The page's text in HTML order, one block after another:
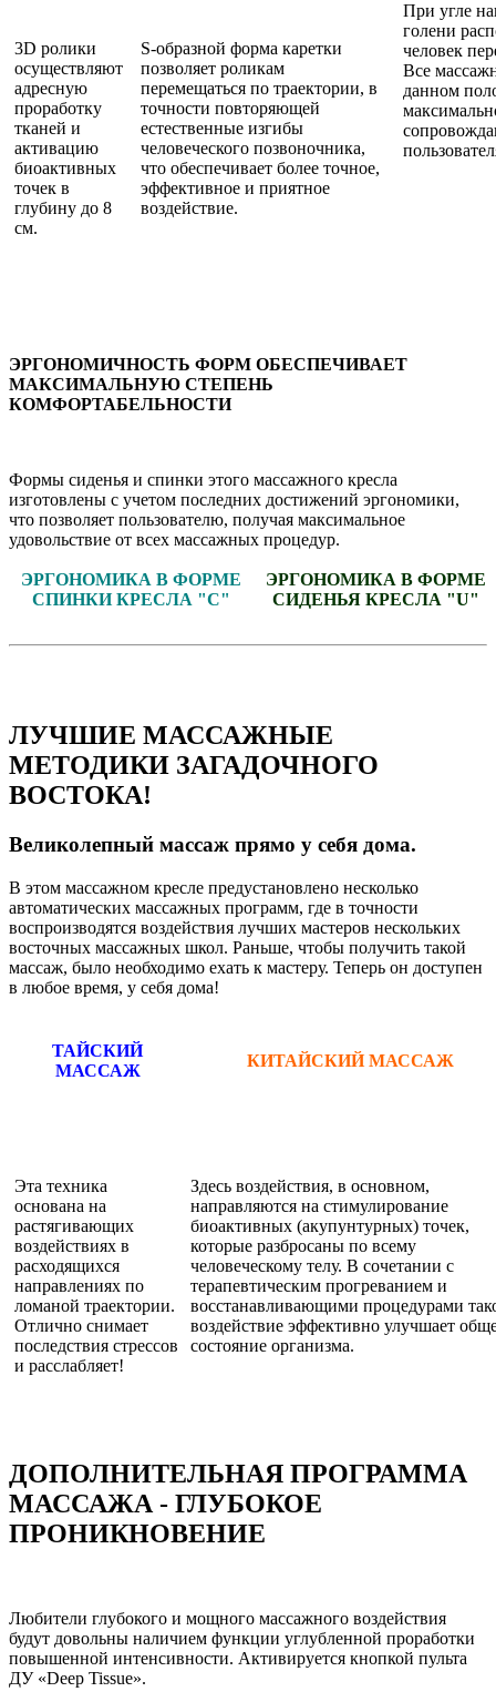
3D ролики
осуществляют
адресную
проработку
тканей и
активацию
биоактивных
точек в
глубину до 8
см.
S-образной форма каретки
позволяет роликам
перемещаться по траектории, в
точности повторяющей
естественные изгибы
человеческого позвоночника,
что обеспечивает более точное,
эффективное и приятное
воздействие.
При угле
голени
человек
Все
данном
ЭРГОНОМИЧНОСТЬ ФОРМ ОБЕСПЕЧИВАЕТ
МАКСИМАЛЬНУЮ СТЕПЕНЬ
КОМФОРТАБЕЛЬНОСТИ
Формы сиденья и спинки этого массажного кресла
изготовлены с учетом последних достижений эргономики,
что позволяет пользователю, получая максимальное
удовольствие от всех массажных процедур.
ЭРГОНОМИКА В ФОРМЕ
СПИНКИ КРЕСЛА "C"
ЭРГОНОМИКА В ФОРМЕ
СИДЕНЬЯ КРЕСЛА "U"
ЛУЧШИЕ МАССАЖНЫЕ
МЕТОДИКИ ЗАГАДОЧНОГО
ВОСТОКА!
Великолепный массаж прямо у себя дома.
В этом массажном кресле предустановлено несколько
автоматических массажных программ, где в точности
воспроизводятся воздействия лучших мастеров нескольких
восточных массажных школ. Раньше, чтобы получить такой
массаж, было необходимо ехать к мастеру. Теперь он доступен
в любое время, у себя дома!
ТАЙСКИЙ
МАССАЖ
КИТАЙСКИЙ МАССАЖ
Эта техника
основана на
растягивающих
воздействиях в
расходящихся
направлениях по
ломаной траектории.
Отлично снимает
последствия стрессов
и расслабляет!
Здесь воздействия, в основном,
направляются на стимулирование
биоактивных (акупунтурных) точек,
которые разбросаны по всему
человеческому телу. В сочетании с
терапевтическим прогреванием и
восстанавливающими процедурами
воздействие эффективно улучшает
состояние организма.
ДОПОЛНИТЕЛЬНАЯ ПРОГРАММА
МАССАЖА - ГЛУБОКОЕ
ПРОНИКНОВЕНИЕ
Любители глубокого и мощного массажного воздействия
будут довольны наличием функции углубленной проработки
повышенной интенсивности. Активируется кнопкой пульта
ДУ «Deep Tissue».